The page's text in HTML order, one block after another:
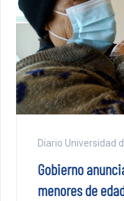
Diario Universidad
Gobierno
menores de